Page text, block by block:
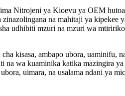
Nitrojeni ya Kioevu ya OEM
na mahitaji ya
udhibiti mzuri na mzuri wa
kisasa, ambapo ubora, uaminifu,
wa kuaminika katika mazingira
uimara, na usalama ndani ya